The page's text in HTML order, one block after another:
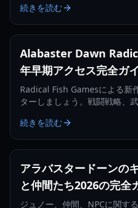
に交流するかを学びます。
続きを読む
Alabaster Dawn
年早期アクセス完全ガ
Radical Fish Gamesによる新
ターしましょう。戦闘戦略、
す。
続きを読む
アラバスタードーンの
と仲間たち2026の完全
ジュノー、仲間、NPCに関す